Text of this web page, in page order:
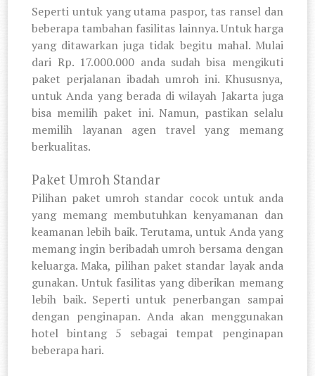
Seperti untuk yang utama paspor, tas ransel dan
beberapa tambahan fasilitas lainnya. Untuk harga
yang ditawarkan juga tidak begitu mahal. Mulai
dari Rp. 17.000.000 anda sudah bisa mengikuti
paket perjalanan ibadah umroh ini. Khususnya,
untuk Anda yang berada di wilayah Jakarta juga
bisa memilih paket ini. Namun, pastikan selalu
memilih layanan agen travel yang memang
berkualitas.
Paket Umroh Standar
Pilihan paket umroh standar cocok untuk anda
yang memang membutuhkan kenyamanan dan
keamanan lebih baik. Terutama, untuk Anda yang
memang ingin beribadah umroh bersama dengan
keluarga. Maka, pilihan paket standar layak anda
gunakan. Untuk fasilitas yang diberikan memang
lebih baik. Seperti untuk penerbangan sampai
dengan penginapan. Anda akan menggunakan
hotel bintang 5 sebagai tempat penginapan
beberapa hari.